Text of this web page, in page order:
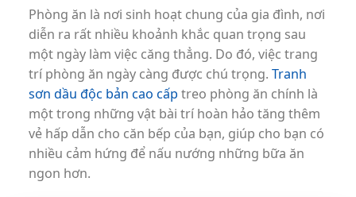
Phòng ăn là nơi sinh hoạt chung của gia đình, nơi
diễn ra rất nhiều khoảnh khắc quan trọng sau
một ngày làm việc căng thẳng. Do đó, việc trang
trí phòng ăn ngày càng được chú trọng. Tranh
sơn dầu độc bản cao cấp treo phòng ăn chính là
một trong những vật bài trí hoàn hảo tăng thêm
vẻ hấp dẫn cho căn bếp của bạn, giúp cho bạn có
nhiều cảm hứng để nấu nướng những bữa ăn
ngon hơn.